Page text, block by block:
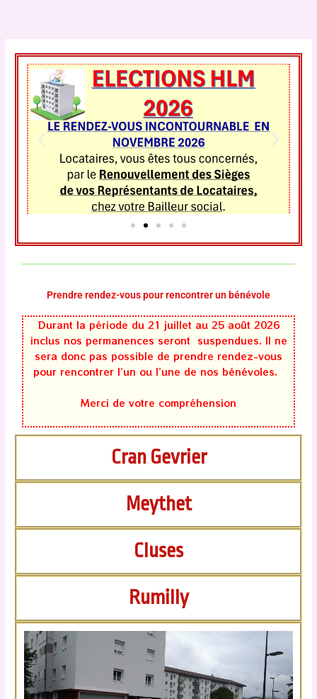
Prendre rendez-vous pour rencontrer un bénévole
Durant la période du 21 juillet au 25 août 2026
inclus nos permanences seront suspendues. Il ne
sera donc pas possible de prendre rendez-vous
pour rencontrer l’un ou l’une de nos bénévoles.
Merci de votre compréhension
Cran Gevrier
Meythet
Cluses
Rumilly